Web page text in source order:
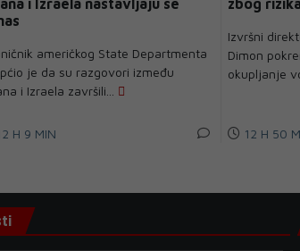
i Izraela nastavljaju se
američkog State Departmenta
je da su razgovori između
i Izraela završili...
H 9 MIN
zbog
Izvršni
Dimon
okupljanje
12 H 50